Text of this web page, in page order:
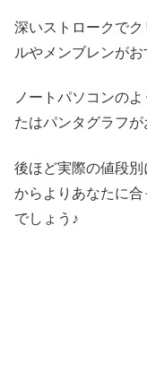
深いストロークで
ルやメンブレンがお
ノートパソコンの
たはパンタグラフが
後ほど実際の値段
からよりあなたに
でしょう♪